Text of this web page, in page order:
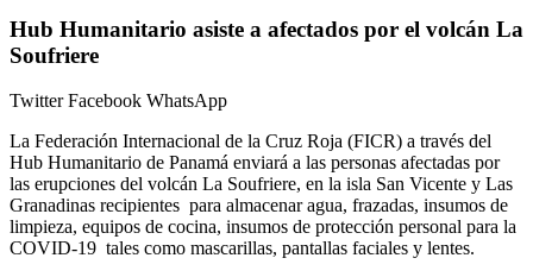
Hub Humanitario asiste a afectados por el volcán La
Soufriere
TwitterFacebook WhatsApp
La Federación Internacional de la Cruz Roja (FICR) a través del
Hub Humanitario de Panamá enviará a las personas afectadas por
las erupciones del volcán La Soufriere, en la isla San Vicente y Las
Granadinas recipientes para almacenar agua, frazadas, insumos de
limpieza, equipos de cocina, insumos de protección personal para la
COVID-19 tales como mascarillas, pantallas faciales y lentes.